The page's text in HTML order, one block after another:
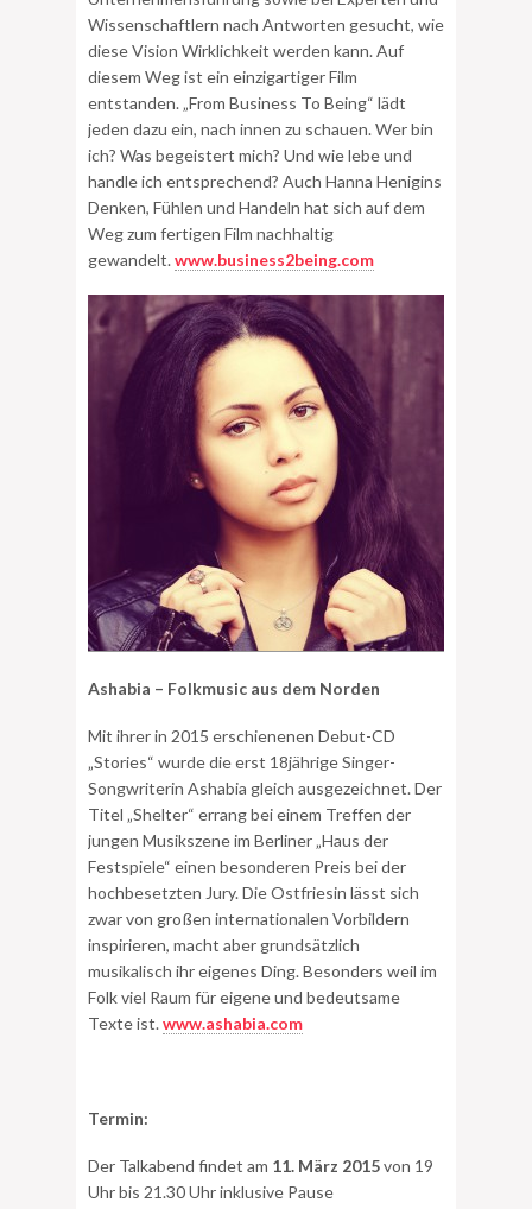
Wissenschaftlern nach Antworten gesucht, wie
diese Vision Wirklichkeit werden kann. Auf
diesem Weg ist ein einzigartiger Film
entstanden. „From Business To Being“ lädt
jeden dazu ein, nach innen zu schauen. Wer bin
ich? Was begeistert mich? Und wie lebe und
handle ich entsprechend? Auch Hanna Henigins
Denken, Fühlen und Handeln hat sich auf dem
Weg zum fertigen Film nachhaltig
gewandelt.www.business2being.com
Ashabia – Folkmusic aus dem Norden
Mit ihrer in 2015 erschienenen Debut-CD
„Stories“ wurde die erst 18jährige Singer-
Songwriterin Ashabia gleich ausgezeichnet. Der
Titel „Shelter“ errang bei einem Treffen der
jungen Musikszene im Berliner „Haus der
Festspiele“ einen besonderen Preis bei der
hochbesetzten Jury. Die Ostfriesin lässt sich
zwar von großen internationalen Vorbildern
inspirieren, macht aber grundsätzlich
musikalisch ihr eigenes Ding. Besonders weil im
Folk viel Raum für eigene und bedeutsame
Texte ist.www.ashabia.com
Termin:
Der Talkabend findet am 11. März 2015von 19
Uhr bis 21.30 Uhr inklusive Pause